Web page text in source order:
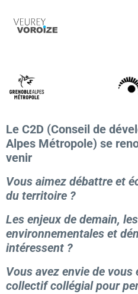
Le C2D (Conseil de
Alpes Métropole) se
venir
Vous aimez débattre et
du territoire ?
Les enjeux de demain,
environnementales et
intéressent ?
Vous avez envie de vous
collectif collégial pour